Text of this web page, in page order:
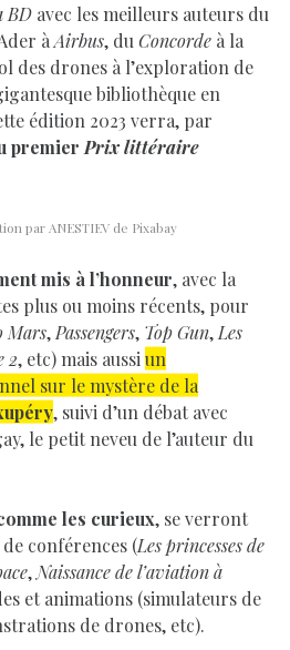
BD avec les meilleurs auteurs du
à Airbus, du Concorde à la
des drones à l’exploration de
bibliothèque en
édition 2023 verra, par
premier Prix littéraire
par ANESTIEV de Pixabay
mis à l’honneur, avec la
plus ou moins récents, pour
Mars, Passengers, Top Gun, Les
2, etc) mais aussi un
sur le mystère de la
, suivi d’un débat avec
le petit neveu de l’auteur du
les curieux, se verront
conférences (Les princesses de
, Naissance de l’aviation à
et animations (simulateurs de
de drones, etc).